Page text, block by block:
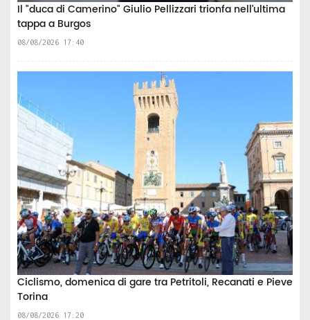
Il "duca di Camerino" Giulio Pellizzari trionfa nell’ultima
tappa a Burgos
08/08/2026 17:40
Ciclismo, domenica di gare tra Petritoli, Recanati e Pieve
Torina
08/08/2026 17:20